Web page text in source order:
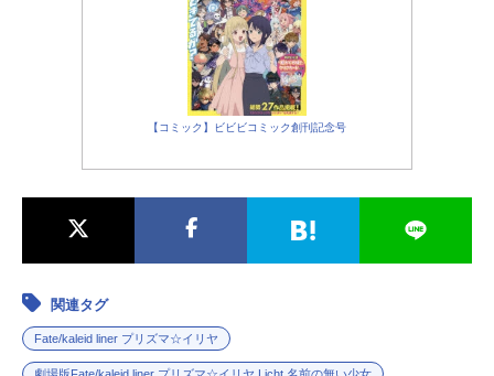
【コミック】ビビビコミック創刊記念号
関連タグ
Fate/kaleid liner プリズマ☆イリヤ